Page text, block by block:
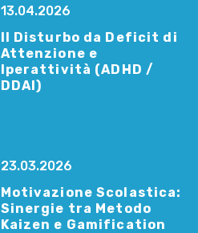
13.04.2026
Il Disturbo da Deficit di
Attenzione e
Iperattività (ADHD /
DDAI)
23.03.2026
Motivazione Scolastica:
Sinergie tra Metodo
Kaizen e Gamification